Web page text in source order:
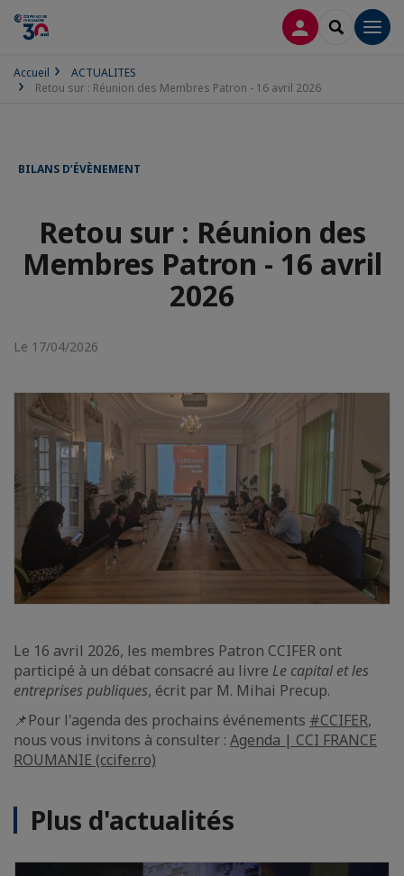
CONNEXION
Accueil
ACTUALITES
Retou sur : Réunion des Membres Patron - 16 avril 2026
BILANS D’ÉVÈNEMENT
Retou sur : Réunion des
Membres Patron - 16 avril
2026
Le 17/04/2026
Le 16 avril 2026, les membres Patron CCIFER ont
participé à un débat consacré au livre Le capital et les
entreprises publiques, écrit par M. Mihai Precup.
📌Pour l'agenda des prochains événements #CCIFER,
nous vous invitons à consulter : Agenda | CCI FRANCE
ROUMANIE (ccifer.ro)
Plus d'actualités